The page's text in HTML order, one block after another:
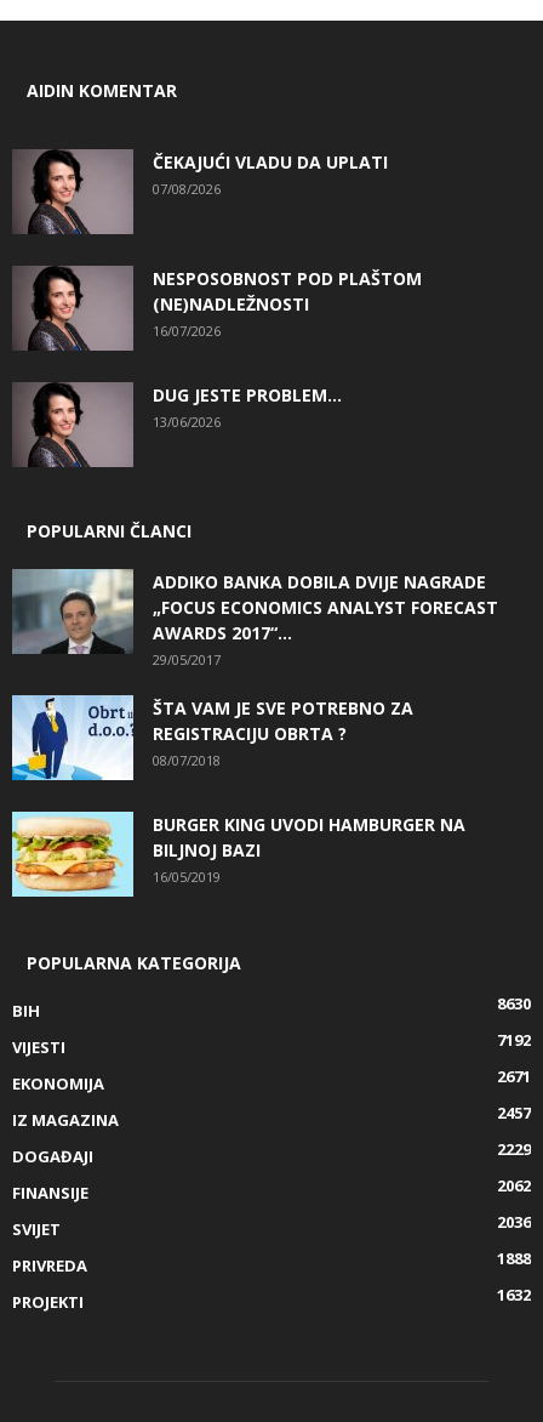
AIDIN KOMENTAR
ČEKAJUĆI VLADU DA UPLATI
07/08/2026
NESPOSOBNOST POD PLAŠTOM
(NE)NADLEŽNOSTI
16/07/2026
DUG JESTE PROBLEM…
13/06/2026
POPULARNI ČLANCI
ADDIKO BANKA DOBILA DVIJE NAGRADE
„FOCUS ECONOMICS ANALYST FORECAST
AWARDS 2017“...
29/05/2017
ŠTA VAM JE SVE POTREBNO ZA
REGISTRACIJU OBRTA ?
08/07/2018
BURGER KING UVODI HAMBURGER NA
BILJNOJ BAZI
16/05/2019
POPULARNA KATEGORIJA
BIH
8630
VIJESTI
7192
EKONOMIJA
2671
IZ MAGAZINA
2457
DOGAĐAJI
2229
FINANSIJE
2062
SVIJET
2036
PRIVREDA
1888
PROJEKTI
1632